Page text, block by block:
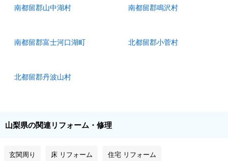
南都留郡山中湖村 南都留郡鳴沢村
南都留郡富士河口湖町 北都留郡小菅村
北都留郡丹波山村
山梨県の関連リフォーム・修理
玄関周り 床 リフォーム 住宅 リフォーム